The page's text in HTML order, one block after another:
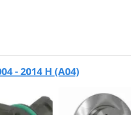
- 2014 H (A04)